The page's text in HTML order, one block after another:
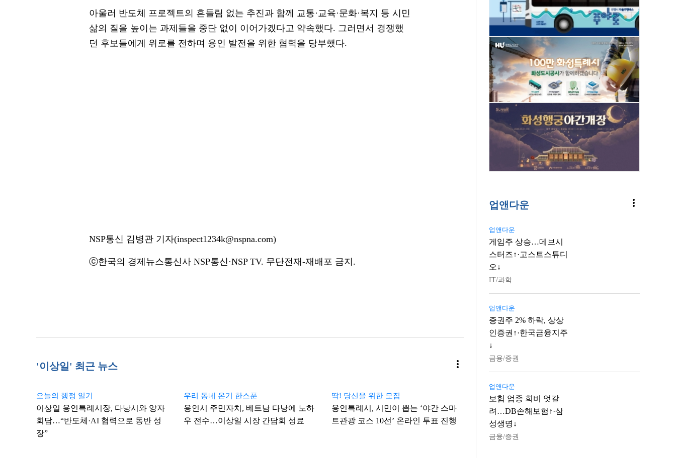
아울러 반도체 프로젝트의 흔들림 없는 추진과 함께 교통·교육·문화·복지 등 시민
삶의 질을 높이는 과제들을 중단 없이 이어가겠다고 약속했다. 그러면서 경쟁했
던 후보들에게 위로를 전하며 용인 발전을 위한 협력을 당부했다.
NSP통신 김병관 기자(inspect1234k@nspna.com)
ⓒ한국의 경제뉴스통신사 NSP통신·NSP TV. 무단전재-재배포 금지.
'이상일' 최근 뉴스 more_vert
오늘의 행정 일기
이상일 용인특례시장, 다낭시와 양자
회담…“반도체·AI 협력으로 동반 성
장”
우리 동네 온기 한스푼
용인시 주민자치, 베트남 다낭에 노하
우 전수…이상일 시장 간담회 성료
딱! 당신을 위한 모집
용인특례시, 시민이 뽑는 ‘야간 스마
트관광 코스 10선’ 온라인 투표 진행
업앤다운 more_vert
업앤다운
게임주 상승…데브시
스터즈↑·고스트스튜디
오↓
IT/과학
업앤다운
증권주 2% 하락, 상상
인증권↑·한국금융지주
↓
금융/증권
업앤다운
보험 업종 희비 엇갈
려…DB손해보험↑·삼
성생명↓
금융/증권